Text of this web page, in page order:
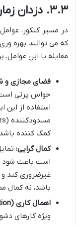
۳.۳. دزدان زمان و راهکارهای مقابله با آن ها
در مسیر کنکور،
که می توانند بهره
مقابله با این
فضای مجازی و
حواس پرتی
استفاده از این
کمک کننده
کمال گرایی:
است باعث شود
غیرضروری کند
باشد، نه کمال
اهمال کاری (Procrastination):
ویژه کارهای